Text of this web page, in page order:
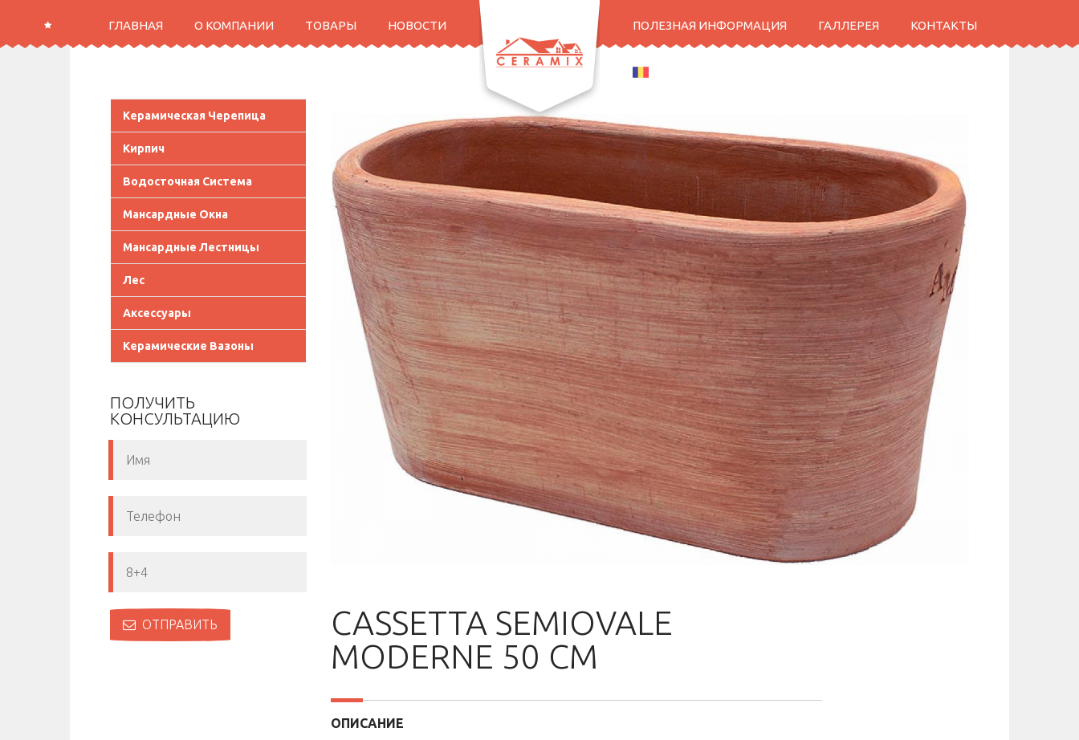
ГЛАВНАЯ О КОМПАНИИ ТОВАРЫ НОВОСТИ ПОЛЕЗНАЯ ИНФОРМАЦИЯ ГАЛЛЕРЕЯ КОНТАКТЫ
Керамическая Черепица
Кирпич
Водосточная Система
Мансардные Окна
Мансардные Лестницы
Лес
Аксессуары
Керамические Вазоны
ПОЛУЧИТЬ
КОНСУЛЬТАЦИЮ
ОТПРАВИТЬ
CASSETTA SEMIOVALE
MODERNE 50 CM
ОПИСАНИЕ